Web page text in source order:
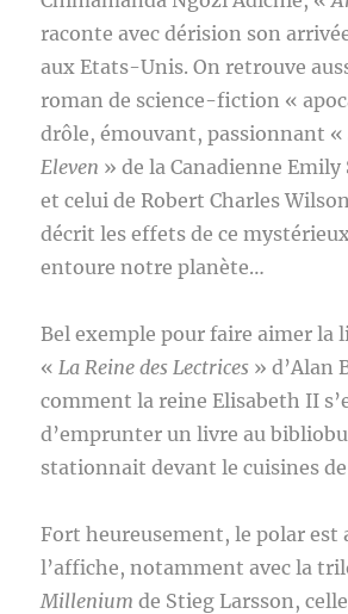
raconte avec dérision son
aux Etats-Unis. On retrouve
roman de science-fiction «
drôle, émouvant, passionnant «
Eleven » de la Canadienne
et celui de Robert Charles
décrit les effets de ce
entoure notre planète…
Bel exemple pour faire aimer la
«La Reine des Lectrices » d’Alan
comment la reine Elisabeth II
d’emprunter un livre au
stationnait devant le cuisines
Fort heureusement, le polar est
l’affiche, notamment avec la
Milleniumde Stieg Larsson,